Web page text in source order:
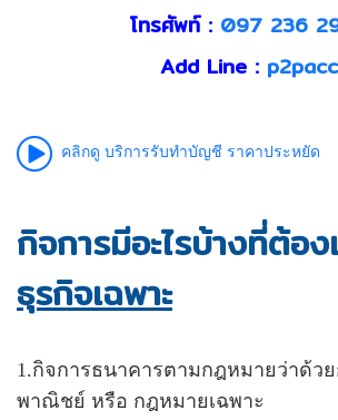
โทรศัพท์ : 097 236
Add Line : p2pacc
คลิกดู บริการรับทำบัญชี ราคาประหยัด
กิจการมีอะไรบ้างที่ต้อง
ธุรกิจเฉพาะ
1.กิจการธนาคารตามกฎหมายว่าด้ว
พาณิชย์ หรือ กฎหมายเฉพาะ